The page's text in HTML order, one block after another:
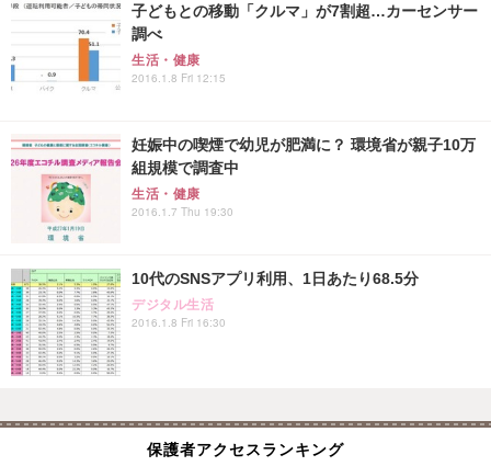
子どもとの移動「クルマ」が7割超…カーセンサー
調べ
生活・健康
2016.1.8 Fri 12:15
妊娠中の喫煙で幼児が肥満に？ 環境省が親子10万
組規模で調査中
生活・健康
2016.1.7 Thu 19:30
10代のSNSアプリ利用、1日あたり68.5分
デジタル生活
2016.1.8 Fri 16:30
保護者アクセスランキング